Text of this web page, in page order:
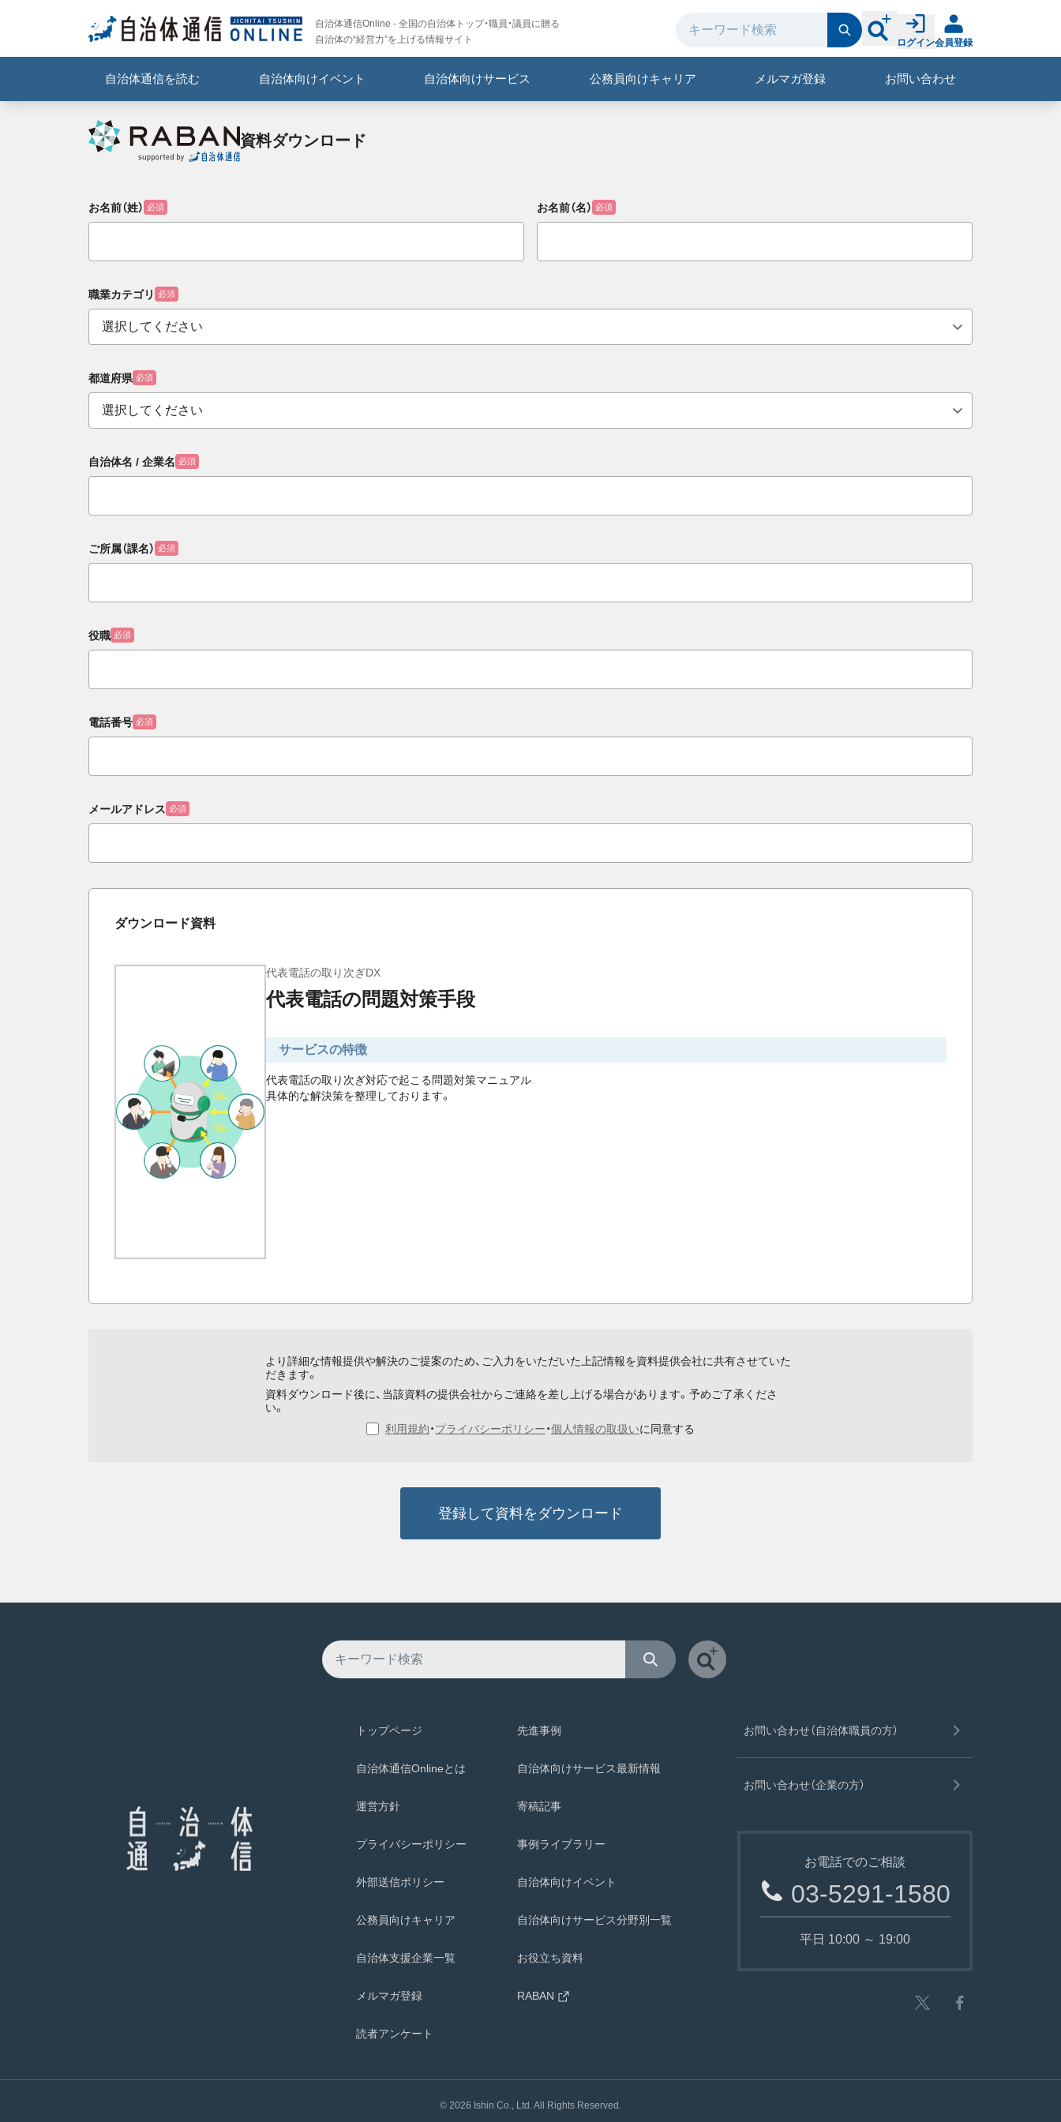
自治体通信Online - 全国の自治体トップ・職員・議員に贈る
自治体の“経営力”を上げる情報サイト
ログイン会員登録
自治体通信を読む 自治体向けイベント 自治体向けサービス 公務員向けキャリア メルマガ登録 お問い合わせ
資料ダウンロード
お名前（姓） 必須 お名前（名） 必須
職業カテゴリ 必須
都道府県 必須
自治体名 / 企業名 必須
ご所属（課名） 必須
役職 必須
電話番号 必須
メールアドレス 必須
ダウンロード資料
代表電話の取り次ぎDX
代表電話の問題対策手段
サービスの特徴
代表電話の取り次ぎ対応で起こる問題対策マニュアル
具体的な解決策を整理しております。
より詳細な情報提供や解決のご提案のため、ご入力をいただいた上記情報を資料提供会社に共有させていた
だきます。
資料ダウンロード後に、当該資料の提供会社からご連絡を差し上げる場合があります。予めご了承くださ
い。
利用規約・プライバシーポリシー・個人情報の取扱いに同意する
登録して資料をダウンロード
トップページ
自治体通信Onlineとは
運営方針
プライバシーポリシー
外部送信ポリシー
公務員向けキャリア
自治体支援企業一覧
メルマガ登録
読者アンケート
先進事例
自治体向けサービス最新情報
寄稿記事
事例ライブラリー
自治体向けイベント
自治体向けサービス分野別一覧
お役立ち資料
RABAN
お問い合わせ（自治体職員の方）
お問い合わせ（企業の方）
お電話でのご相談
03-5291-1580
平日 10:00 ～ 19:00
© 2026 Ishin Co., Ltd. All Rights Reserved.